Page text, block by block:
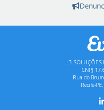
L3 SOLUÇÕES
CNPJ
Rua do
Recife-